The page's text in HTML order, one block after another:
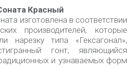
Красный
изготовлена в соответствии
производителей, которые
нарезку типа «Гексагонал»,
гонт, являющийся
и узнаваемых форм